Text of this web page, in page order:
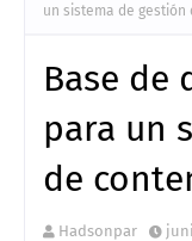
un sistema de gestión
Base de
para un
de
Hadsonpar